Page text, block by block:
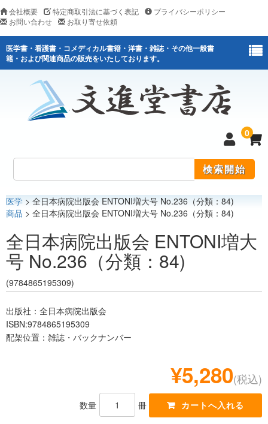
会社概要 特定商取引法に基づく表記
プライバシーポリシー
お問い合わせ
お取り寄せ依頼
医学書・看護書・コメディカル書籍・洋書・雑誌・その他一般書
籍・および関連商品の販売をいたしております。
0
医学
医薬関連
レジデント
医学 > 全日本病院出版会 ENTONI増大号 No.236（分類：84)
商品 > 全日本病院出版会 ENTONI増大号 No.236（分類：84)
全日本病院出版会 ENTONI増大
号 No.236（分類：84)
(9784865195309)
出版社：全日本病院出版会
ISBN:9784865195309
配架位置：雑誌・バックナンバー
¥5,280(税込)
数量 冊